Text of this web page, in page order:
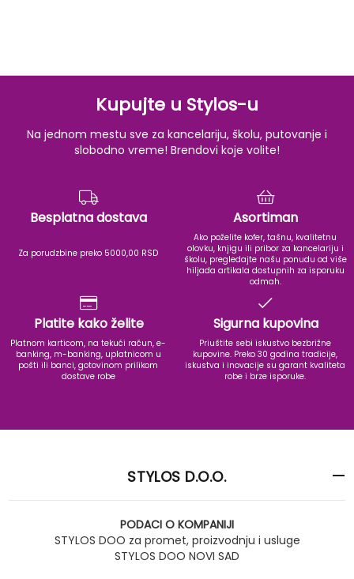
Kupujte u Stylos-u
Na jednom mestu sve za kancelariju, školu, putovanje i
slobodno vreme! Brendovi koje volite!
Besplatna dostava
Za porudzbine preko 5000,00 RSD
Asortiman
Ako poželite kofer, tašnu, kvalitetnu
olovku, knjigu ili pribor za kancelariju i
školu, pregledajte našu ponudu od više
hiljada artikala dostupnih za isporuku
odmah.
Platite kako želite
Platnom karticom, na tekući račun, e-
banking, m-banking, uplatnicom u
pošti ili banci, gotovinom prilikom
dostave robe
Sigurna kupovina
Priuštite sebi iskustvo bezbrižne
kupovine. Preko 30 godina tradicije,
iskustva i inovacije su garant kvaliteta
robe i brze isporuke.
STYLOS D.O.O.
PODACI O KOMPANIJI
STYLOS DOO za promet, proizvodnju i usluge
STYLOS DOO NOVI SAD